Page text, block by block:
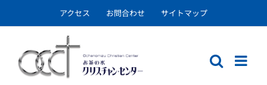
to
アクセス お問合わせ サイトマップ